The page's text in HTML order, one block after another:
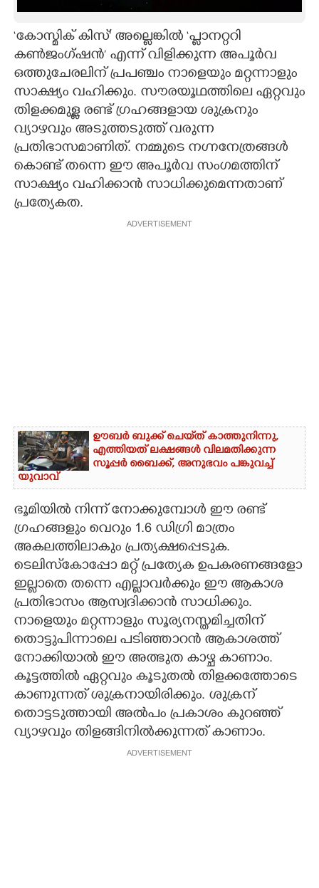
ZOOM
CONTACT US
‘കോസ്മിക് കിസ്' അല്ലെങ്കിൽ ‘പ്ലാനറ്ററി
കൺജംഗ്ഷൻ’ എന്ന് വിളിക്കുന്ന അപൂർവ
ഒത്തുചേരലിന് പ്രപഞ്ചം നാളെയും മറ്റന്നാളും
സാക്ഷ്യം വഹിക്കും. സൗരയൂഥത്തിലെ ഏറ്റവും
തിളക്കമുള്ള രണ്ട് ഗ്രഹങ്ങളായ ശുക്രനും
വ്യാഴവും അടുത്തടുത്ത് വരുന്ന
പ്രതിഭാസമാണിത്. നമ്മുടെ നഗ്നനേത്രങ്ങൾ
കൊണ്ട് തന്നെ ഈ അപൂർവ സംഗമത്തിന്
സാക്ഷ്യം വഹിക്കാൻ സാധിക്കുമെന്നതാണ്
പ്രത്യേകത.
ADVERTISEMENT
ഊബർ ബുക്ക് ചെയ്‌ത് കാത്തുനിന്നു,​
എത്തിയത് ലക്ഷങ്ങൾ വിലമതിക്കുന്ന
സൂപ്പർ ബൈക്ക്,​ അനുഭവം പങ്കുവച്ച്
യുവാവ്
ഭൂമിയിൽ നിന്ന് നോക്കുമ്പോൾ ഈ രണ്ട്
ഗ്രഹങ്ങളും വെറും 1.6 ഡിഗ്രി മാത്രം
അകലത്തിലാകും പ്രത്യക്ഷപ്പെടുക.
ടെലിസ്‌കോപ്പോ മറ്റ് പ്രത്യേക ഉപകരണങ്ങളോ
ഇല്ലാതെ തന്നെ എല്ലാവർക്കും ഈ ആകാശ
പ്രതിഭാസം ആസ്വദിക്കാൻ സാധിക്കും.
നാളെയും മറ്റന്നാളും സൂര്യനസ്തമിച്ചതിന്
തൊട്ടുപിന്നാലെ പടിഞ്ഞാറൻ ആകാശത്ത്
നോക്കിയാൽ ഈ അത്ഭുത കാഴ്ച കാണാം.
കൂട്ടത്തിൽ ഏറ്റവും കൂടുതൽ തിളക്കത്തോടെ
കാണുന്നത് ശുക്രനായിരിക്കും. ശുക്രന്
തൊട്ടടുത്തായി അൽപം പ്രകാശം കുറഞ്ഞ്
വ്യാഴവും തിളങ്ങിനിൽക്കുന്നത് കാണാം.
ADVERTISEMENT